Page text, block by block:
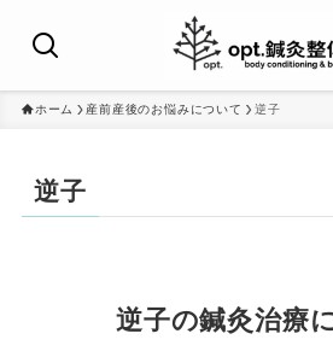
ホーム 産前産後のお悩みについて 逆子
逆子
逆子の鍼灸治療